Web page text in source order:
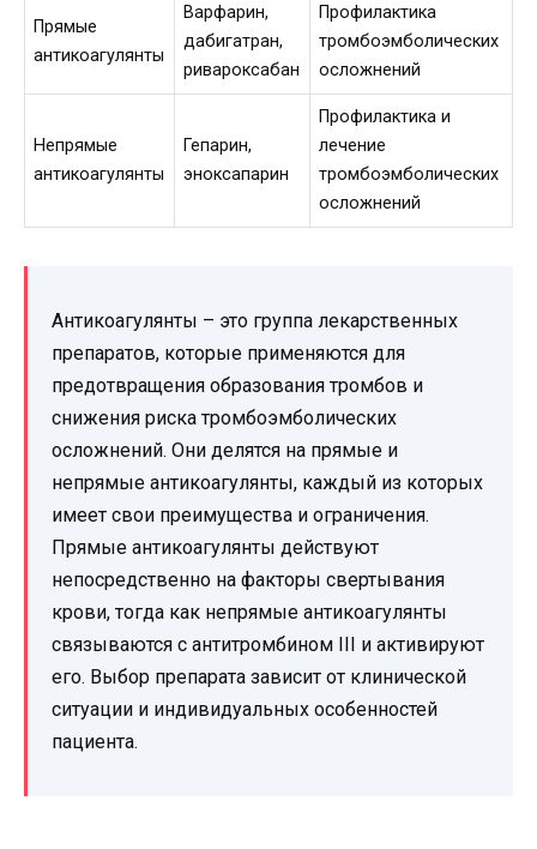
Прямые
антикоагулянты
Варфарин,
дабигатран,
ривароксабан
Профилактика
тромбоэмболических
осложнений
Непрямые
антикоагулянты
Гепарин,
эноксапарин
Профилактика и
лечение
тромбоэмболических
осложнений
Антикоагулянты – это группа лекарственных
препаратов, которые применяются для
предотвращения образования тромбов и
снижения риска тромбоэмболических
осложнений. Они делятся на прямые и
непрямые антикоагулянты, каждый из которых
имеет свои преимущества и ограничения.
Прямые антикоагулянты действуют
непосредственно на факторы свертывания
крови, тогда как непрямые антикоагулянты
связываются с антитромбином III и активируют
его. Выбор препарата зависит от клинической
ситуации и индивидуальных особенностей
пациента.